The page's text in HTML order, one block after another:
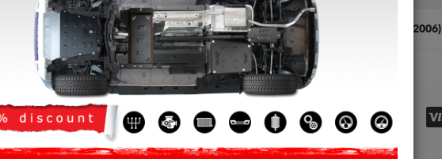
KRYT POD MOTOR IVECO DAILY 3 (1999-2006)
Kód výrobku: 12.600
186€